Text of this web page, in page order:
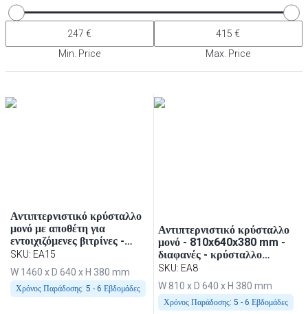
Min. Price Max. Price
Αντιπτερνιστικό κρύσταλλο
μονό με αποθέτη για
εντοιχιζόμενες βιτρίνες -
1460x640x380 mm -
συμβατό με BA156, WA156,
KA156, PA156 & EA156
SKU: EA15
W 1460 x D 640 x H 380 mm
Χρόνος Παράδοσης: 5 - 6 Εβδομάδες
Αντιπτερνιστικό κρύσταλλο
μονό - 810x640x380 mm -
διαφανές - κρύσταλλο
ασφαλείας, καμπύλη πελάτη,
με 2 στρογγυλούς σωλήνες-
βάσεις - συμβατό με BA86,
WA86, KA86, PA86 & EA86
SKU: EA8
W 810 x D 640 x H 380 mm
Χρόνος Παράδοσης: 5 - 6 Εβδομάδες